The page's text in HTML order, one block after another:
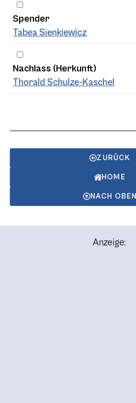
Spender
Tabea Sienkiewicz
Nachlass (Herkunft)
Thorald Schulze-Kaschel
ZURÜCK
HOME
NACH OBEN
Anzeige: